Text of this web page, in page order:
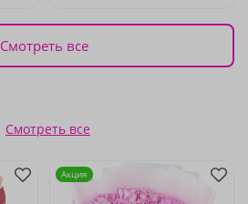
Смотреть все
Смотреть все
Акция